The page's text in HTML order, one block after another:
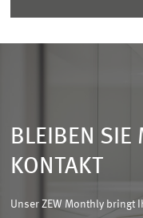
BLEIBEN SIE
KONTAKT
Unser ZEW Monthly bringt